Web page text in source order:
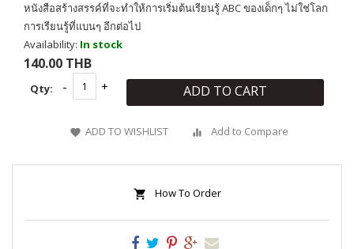
หนังสือสร้างสรรค์ที่จะทำให้การเริ่มต้นเรียนรู้ ABC ของเด็กๆ ไม่ใช่โลก
การเรียนรู้ที่แบนๆ อีกต่อไป
Availability: In stock
140.00 THB
Qty: ADD TO CART
ADD TO WISHLIST Add to Compare
How To Order